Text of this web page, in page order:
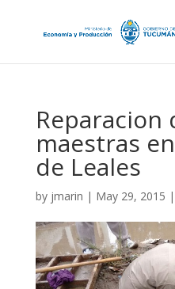
Reparacion
maestras
de Leales
by jmarin | May 29, 2015 |